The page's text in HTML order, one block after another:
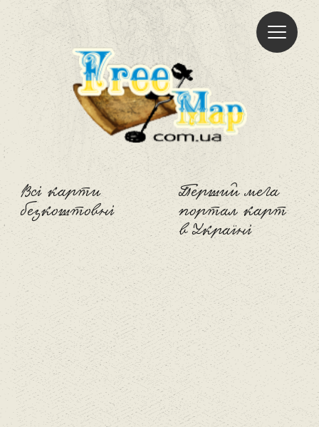
Всі карти
безкоштовні
Freemap
Перший мега
портал карт
в Україні